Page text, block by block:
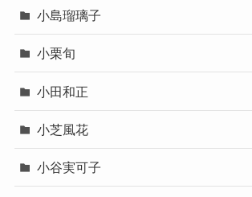
小島瑠璃子
小栗旬
小田和正
小芝風花
小谷実可子